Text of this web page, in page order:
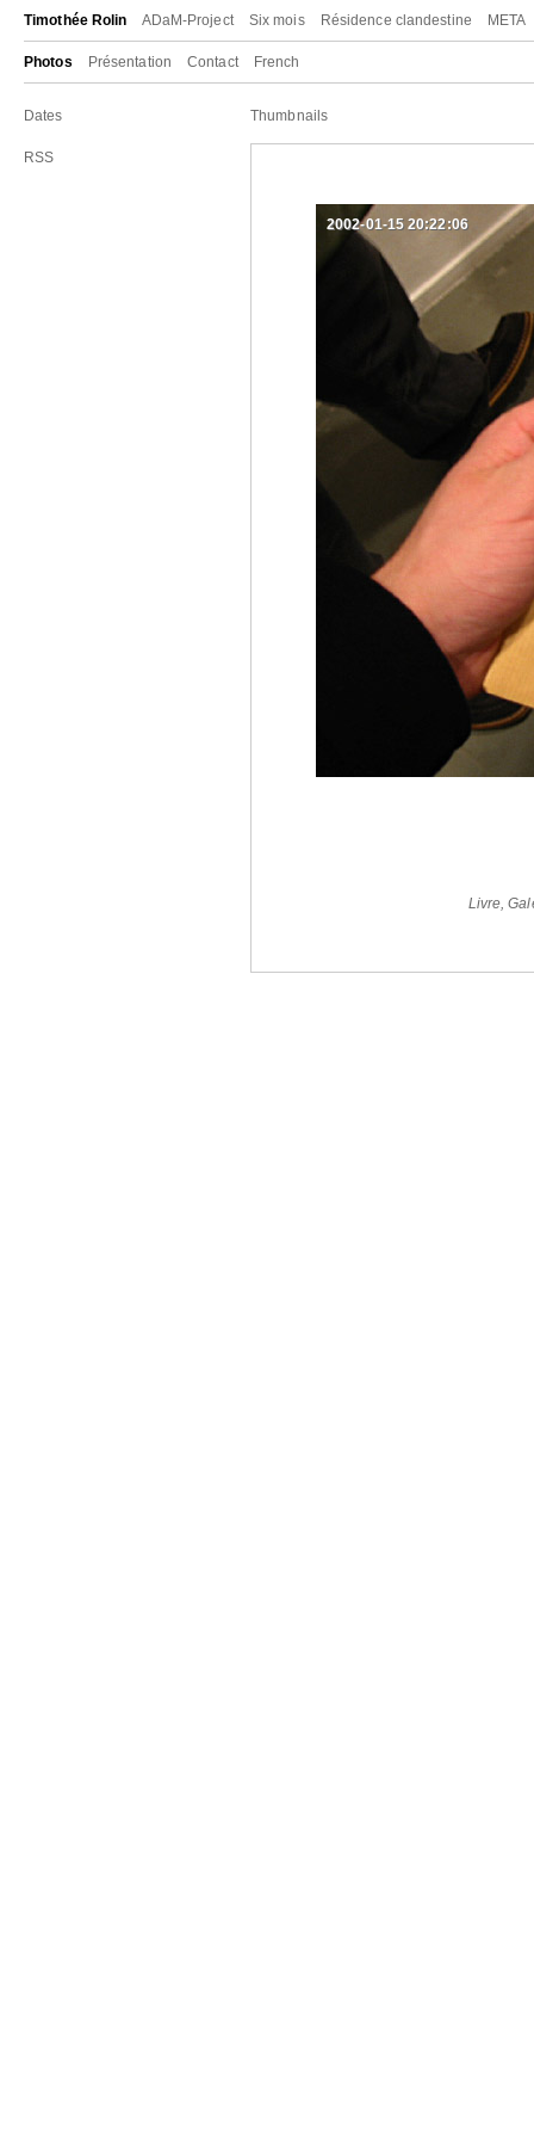
Timothée Rolin ADaM-Project Six mois Résidence clandestine META
Photos Présentation Contact French
Dates
RSS
Thumbnails
2002-01-15 20:22:06
Livre,